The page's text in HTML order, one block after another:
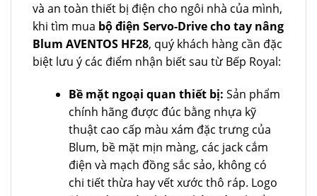
và an toàn thiết bị điện cho ngôi nhà của mình,
khi tìm mua bộ điện Servo-Drive cho tay nâng
Blum AVENTOS HF28, quý khách hàng cần đặc
biệt lưu ý các điểm nhận biết sau từ Bếp Royal:
Bề mặt ngoại quan thiết bị: Sản phẩm
chính hãng được đúc bằng nhựa kỹ
thuật cao cấp màu xám đặc trưng của
Blum, bề mặt mịn màng, các jack cắm
điện và mạch đồng sắc sảo, không có
chi tiết thừa hay vết xước thô ráp. Logo